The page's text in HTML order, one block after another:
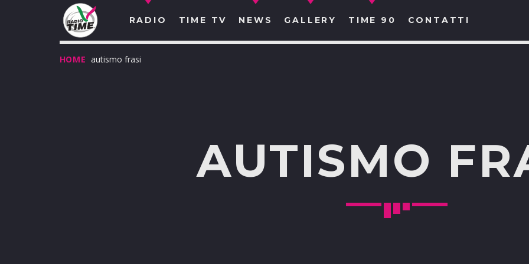
RADIO TIME TV NEWS GALLERY TIME 90 CONTATTI
HOME autismo frasi
AUTISMO